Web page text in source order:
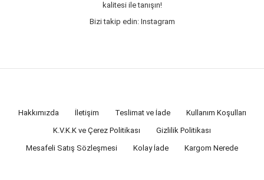
kalitesi ile tanışın!
Bizi takip edin: Instagram
Hakkımızda İletişim Teslimat ve İade
Kullanım Koşulları
K.V.K.K ve Çerez Politikası
Gizlilik Politikası
Mesafeli Satış Sözleşmesi
Kolay İade Kargom Nerede